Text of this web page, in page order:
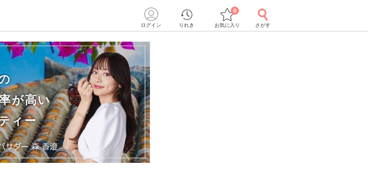
ログイン りれき お気に入り
0
さがす
が高い
ィー